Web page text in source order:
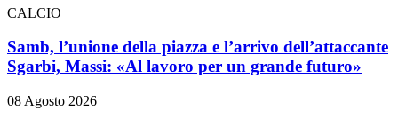
CALCIO
Samb, l’unione della piazza e l’arrivo dell’attaccante
Sgarbi, Massi: «Al lavoro per un grande futuro»
08 Agosto 2026